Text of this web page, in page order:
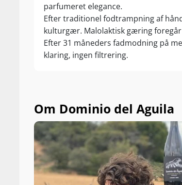
parfumeret elegance.
Efter traditionel fodtrampning af
kulturgær. Malolaktisk gæring
Efter 31 måneders fadmodning på
klaring, ingen filtrering.
Om Dominio del Aguila